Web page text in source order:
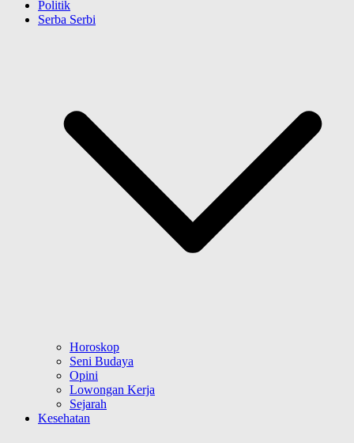
Politik
Serba Serbi
Horoskop
Seni Budaya
Opini
Lowongan Kerja
Sejarah
Kesehatan